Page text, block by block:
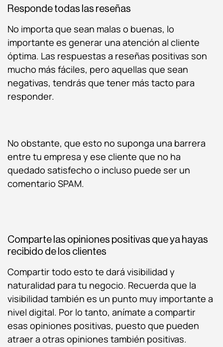
Responde todas las reseñas
No importa que sean malas o buenas, lo
importante es generar una atención al cliente
óptima. Las respuestas a reseñas positivas son
mucho más fáciles, pero aquellas que sean
negativas, tendrás que tener más tacto para
responder.
No obstante, que esto no suponga una barrera
entre tu empresa y ese cliente que no ha
quedado satisfecho o incluso puede ser un
comentario SPAM.
Comparte las opiniones positivas que ya hayas
recibido de los clientes
Compartir todo esto te dará visibilidad y
naturalidad para tu negocio. Recuerda que la
visibilidad también es un punto muy importante a
nivel digital. Por lo tanto, anímate a compartir
esas opiniones positivas, puesto que pueden
atraer a otras opiniones también positivas.